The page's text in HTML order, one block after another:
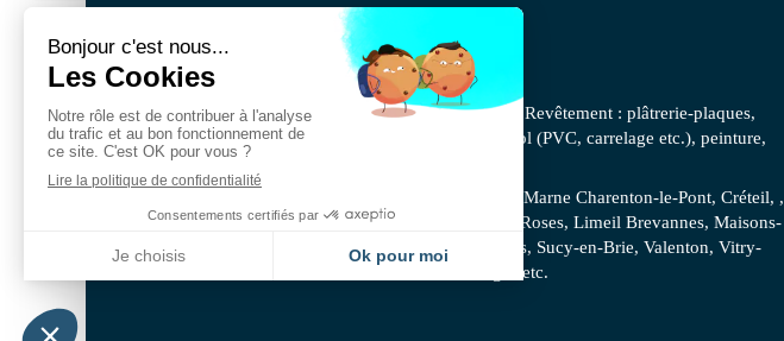
BSA IDF
BSA IDF est une société spécialisée en peinture - Revêtement : plâtrerie-plaques,
pose de tous types de parquets, revêtements de sol (PVC, carrelage etc.), peinture,
revêtements muraux, revêtements intérieurs.
Alfortville, Bonneuil-sur-Marne, Champigny-sur-Marne Charenton-le-Pont, Créteil, ,
Ivry-sur-Seine, Le Perreux-sur-Marne, L’hay-les-Roses, Limeil Brevannes, Maisons-
Alfort, Paris Saint-Mandé , Saint-Maur-des-Fossés, Sucy-en-Brie, Valenton, Vitry-
sur-Seine, Vincennes, Villeneuve-Saint-Georges etc.